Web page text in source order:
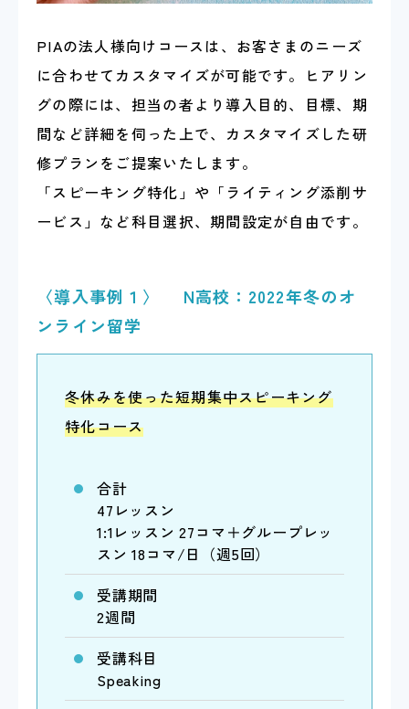
PIAの法人様向けコースは、お客さまのニーズ
に合わせてカスタマイズが可能です。ヒアリン
グの際には、担当の者より導入目的、目標、期
間など詳細を伺った上で、カスタマイズした研
修プランをご提案いたします。
「スピーキング特化」や「ライティング添削サ
ービス」など科目選択、期間設定が自由です。
〈導入事例１〉 N高校：2022年冬のオ
ンライン留学
冬休みを使った短期集中スピーキング
特化コース
合計
47レッスン
1:1レッスン 27コマ＋グループレッ
スン 18コマ/日（週5回）
受講期間
2週間
受講科目
Speaking